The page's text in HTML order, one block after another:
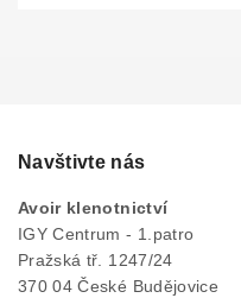
Navštivte nás
Avoir klenotnictví
IGY Centrum - 1.patro
Pražská tř. 1247/24
370 04 České Budějovice